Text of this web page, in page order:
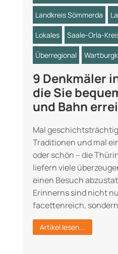
Landkreis Sömmerda
Lokales Saale-Orla-
Überregional
9 Denkmäler
die Sie
und Bahn
Mal
Traditionen und mal
oder schön – die
liefern viele
einen Besuch
Erinnerns sind nicht
facettenreich,
Artikel lesen...